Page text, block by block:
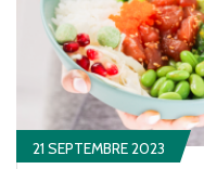
21 SEPTEMBRE 2023